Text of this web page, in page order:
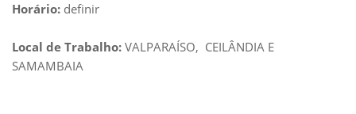
Horário: definir
Local de Trabalho: VALPARAÍSO, CEILÂNDIA E
SAMAMBAIA